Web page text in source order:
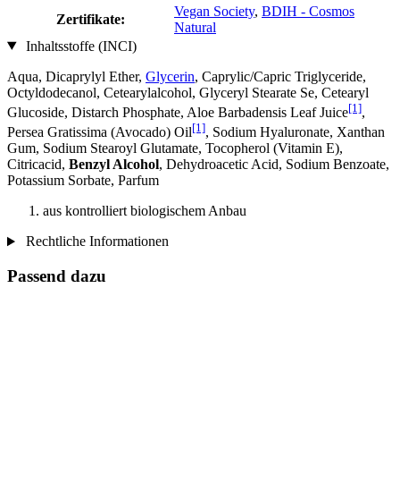
Zertifikate:
Vegan Society, BDIH - Cosmos
Natural
Inhaltsstoffe (INCI)
Aqua, Dicaprylyl Ether, Glycerin, Caprylic/Capric Triglyceride,
Octyldodecanol, Cetearylalcohol, Glyceryl Stearate Se, Cetearyl
Glucoside, Distarch Phosphate, Aloe Barbadensis Leaf Juice[1],
Persea Gratissima (Avocado) Oil[1], Sodium Hyaluronate, Xanthan
Gum, Sodium Stearoyl Glutamate, Tocopherol (Vitamin E),
Citricacid, Benzyl Alcohol, Dehydroacetic Acid, Sodium Benzoate,
Potassium Sorbate, Parfum
aus kontrolliert biologischem Anbau
Rechtliche Informationen
Passend dazu